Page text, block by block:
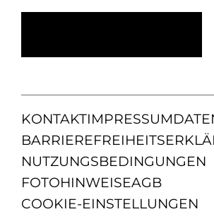
KONTAKTIMPRESSUM
NUTZUNGSBEDINGUNGEN
FOTOHINWEISEAGB
COOKIE-EINSTELLUNGEN